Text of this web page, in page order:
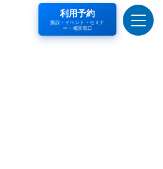
利用予約
施設・イベント・セミナ
ー・相談窓口